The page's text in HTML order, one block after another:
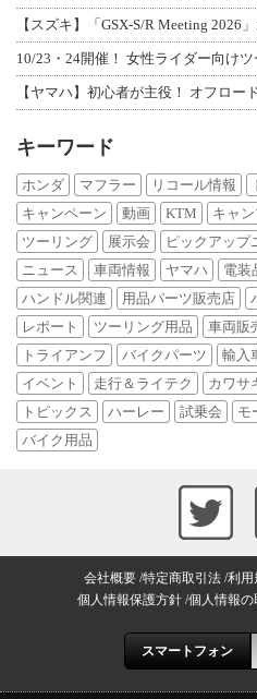
【スズキ】「GSX-S/R Meeting 2026
10/23・24開催！ 女性ライダー向け
【ヤマハ】初心者が主役！ オフロー
キーワード
ホンダ マフラー リコール情報
キャンペーン
動画 KTM キャ
ツーリング
展示会 ピックアップ
ニュース
車両情報 ヤマハ 電装
ハンドル関連
用品パーツ販売店
レポート
ツーリング用品 車両販
トライアンフ
バイクパーツ 輸入
イベント
走行＆ライテク カワサ
トピックス
ハーレー 試乗会 モ
バイク用品
会社概要 特定商取引法 利用
個人情報保護方針 個人情報の
スマートフォン